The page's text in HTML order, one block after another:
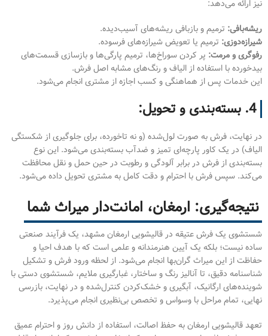
نیز ارائه می‌دهد:
ریشه‌بافی: ترمیم و بازبافی ریشه‌های آسیب‌دیده.
شیرازه‌دوزی: ترمیم یا تعویض شیرازه‌های فرسوده.
رفوگری و مرمت: پر کردن سوراخ‌ها، ترمیم پارگی‌ها و بازسازی قسمت‌های
بیدخورده با استفاده از الیاف و رنگ‌های مشابه اصل فرش.
این خدمات پس از هماهنگی و کسب اجازه از مشتری انجام می‌شود.
4. بسته‌بندی و تحویل:
در نهایت، فرش به صورت لول‌شده (و نه تاخورده، برای جلوگیری از شکستگی
الیاف) در یک کاور پارچه‌ای تمیز و ضدآب بسته‌بندی می‌شود. این نوع
بسته‌بندی از فرش در برابر آلودگی و رطوبت در حین حمل و نقل محافظت
می‌کند. سپس فرش با احترام و دقت کامل به مشتری تحویل داده می‌شود.
نتیجه‌گیری: ارمغان، امانت‌دار میراث شما
شستشوی یک فرش عتیقه در قالیشویی ارمغان مشهد، یک فرآیند صنعتی
ساده نیست؛ بلکه یک آیین هنرمندانه و علمی است که با هدف احیا و
حفاظت از این میراث گران‌بها انجام می‌شود. از لحظه ورود فرش و تشکیل
شناسنامه دقیق، تا آنالیز رنگ و ساختار، غبارگیری ملایم، شستشوی دستی با
شوینده‌های ارگانیک، آبگیری و خشک‌کردن کنترل‌شده و در نهایت، بازرسی
نهایی، تمام مراحل با وسواس و تخصص بی‌نظیری انجام می‌پذیرد.
تعهد قالیشویی ارمغان به حفظ اصالت، استفاده از دانش روز و احترام عمیق